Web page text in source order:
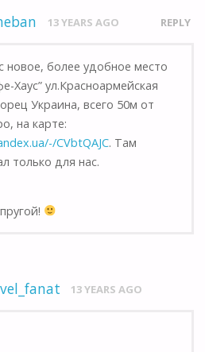
13 YEARS AGO REPLY
новое, более удобное место
Хаус” ул.Красноармейская
Украина, всего 50м от
на карте:
CVbtQAJC. Там
только для нас.
13 YEARS AGO